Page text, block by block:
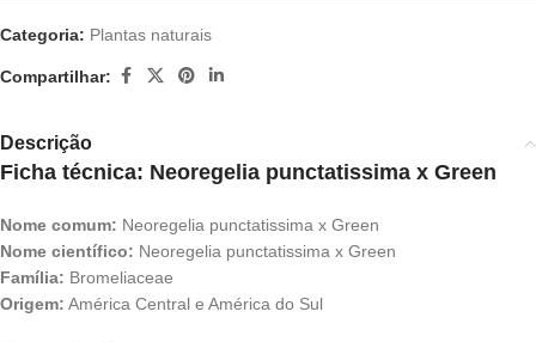
Categoria: Plantas naturais
Compartilhar:
Descrição
Ficha técnica: Neoregelia punctatissima x Green
Nome comum: Neoregelia punctatissima x Green
Nome científico: Neoregelia punctatissima x Green
Família: Bromeliaceae
Origem: América Central e América do Sul